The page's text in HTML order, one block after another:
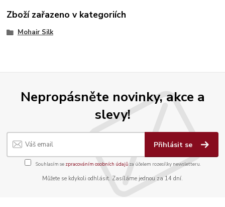
Zboží zařazeno v kategoriích
Mohair Silk
Nepropásněte novinky, akce a
slevy!
Přihlásit se
Souhlasím se zpracováním osobních údajůza účelem rozesílky newsletteru.
Můžete se kdykoli odhlásit. Zasíláme jednou za 14 dní.